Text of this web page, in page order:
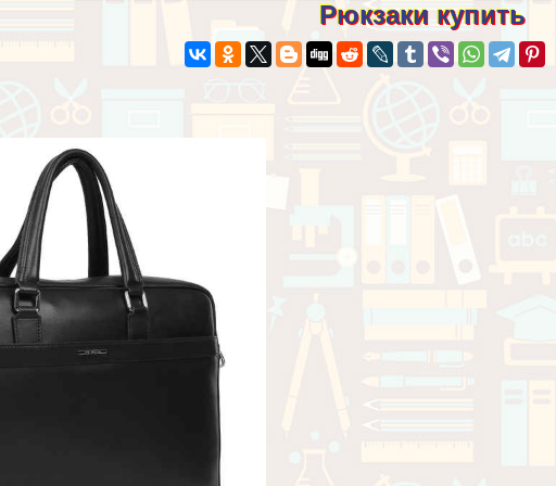
Рюкзаки купить